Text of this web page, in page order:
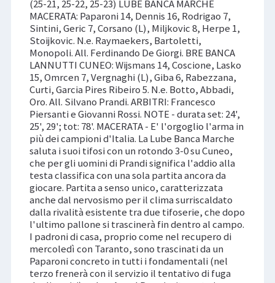
(25-21, 25-22, 25-23) LUBE BANCA MARCHE
MACERATA: Paparoni 14, Dennis 16, Rodrigao 7,
Sintini, Geric 7, Corsano (L), Miljkovic 8, Herpe 1,
Stoijkovic. N.e. Raymaekers, Bartoletti,
Monopoli. All. Ferdinando De Giorgi. BRE BANCA
LANNUTTI CUNEO: Wijsmans 14, Coscione, Lasko
15, Omrcen 7, Vergnaghi (L), Giba 6, Rabezzana,
Curti, Garcia Pires Ribeiro 5. N.e. Botto, Abbadi,
Oro. All. Silvano Prandi. ARBITRI: Francesco
Piersanti e Giovanni Rossi. NOTE - durata set: 24',
25', 29'; tot: 78'. MACERATA - E' l'orgoglio l'arma in
più dei campioni d'Italia. La Lube Banca Marche
saluta i suoi tifosi con un rotondo 3-0 su Cuneo,
che per gli uomini di Prandi significa l'addio alla
testa classifica con una sola partita ancora da
giocare. Partita a senso unico, caratterizzata
anche dal nervosismo per il clima surriscaldato
dalla rivalità esistente tra due tifoserie, che dopo
l'ultimo pallone si trascinerà fin dentro al campo.
I padroni di casa, proprio come nel recupero di
mercoledì con Taranto, sono trascinati da un
Paparoni concreto in tutti i fondamentali (nel
terzo frenerà con il servizio il tentativo di fuga